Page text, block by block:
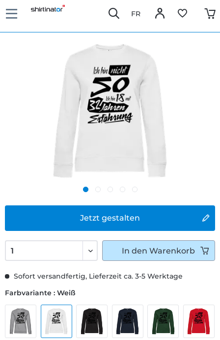
FR
Jetzt gestalten
Sofort versandfertig, Lieferzeit ca. 3-5 Werktage
Farbvariante : Weiß
In den Warenkorb